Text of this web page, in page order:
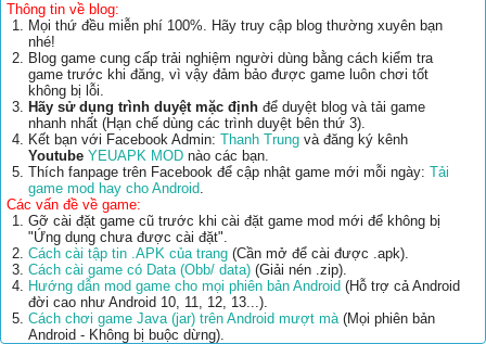
Thông tin về blog:
Mọi thứ đều miễn phí 100%. Hãy truy cập blog thường xuyên bạn
nhé!
Blog game cung cấp trải nghiệm người dùng bằng cách kiểm tra
game trước khi đăng, vì vậy đảm bảo được game luôn chơi tốt
không bị lỗi.
Hãy sử dụng trình duyệt mặc định để duyệt blog và tải game
nhanh nhất (Hạn chế dùng các trình duyệt bên thứ 3).
Kết bạn với Facebook Admin: Thanh Trung và đăng ký kênh
Youtube YEUAPK MOD nào các bạn.
Thích fanpage trên Facebook để cập nhật game mới mỗi ngày: Tải
game mod hay cho Android.
Các vấn đề về game:
Gỡ cài đặt game cũ trước khi cài đặt game mod mới để không bị
"Ứng dụng chưa được cài đặt".
Cách cài tập tin .APK của trang (Cần mở để cài được .apk).
Cách cài game có Data (Obb/ data) (Giải nén .zip).
Hướng dẫn mod game cho mọi phiên bản Android (Hỗ trợ cả Android
đời cao như Android 10, 11, 12, 13...).
Cách chơi game Java (jar) trên Android mượt mà(Mọi phiên bản
Android - Không bị buộc dừng).